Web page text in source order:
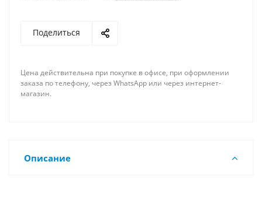
Поделиться
Цена действительна при покупке в офисе, при оформлении
заказа по телефону, через WhatsApp или через интернет-
магазин.
Описание